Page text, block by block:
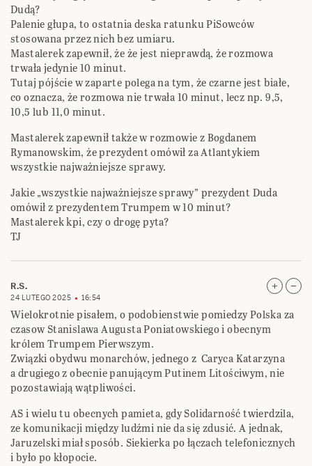
Dudą?
Palenie głupa, to ostatnia deska ratunku PiSowców
stosowana przez nich bez umiaru.
Mastalerek zapewnił, że że jest nieprawdą, że rozmowa
trwała jedynie 10 minut.
Tutaj pójście w zaparte polega na tym, że czarne jest białe,
co oznacza, że rozmowa nie trwała 10 minut, lecz np. 9,5,
10,5 lub 11,0 minut.
Mastalerek zapewnił także w rozmowie z Bogdanem
Rymanowskim, że prezydent omówił za Atlantykiem
wszystkie najważniejsze sprawy.
Jakie „wszystkie najważniejsze sprawy” prezydent Duda
omówił z prezydentem Trumpem w 10 minut?
Mastalerek kpi, czy o drogę pyta?
TJ
R.S.
24 LUTEGO 2025 16:54
Wielokrotnie pisałem, o podobienstwie pomiedzy Polska za
czasow Stanislawa Augusta Poniatowskiego i obecnym
królem Trumpem Pierwszym.
Związki obydwu monarchów, jednego z Caryca Katarzyna
a drugiego z obecnie panującym Putinem Litościwym, nie
pozostawiają wątpliwości.
AS i wielu tu obecnych pamieta, gdy Solidarność twierdzila,
ze komunikacji między ludźmi nie da się zdusić. A jednak,
Jaruzelski miał sposób. Siekierka po łączach telefonicznych
i było po kłopocie.